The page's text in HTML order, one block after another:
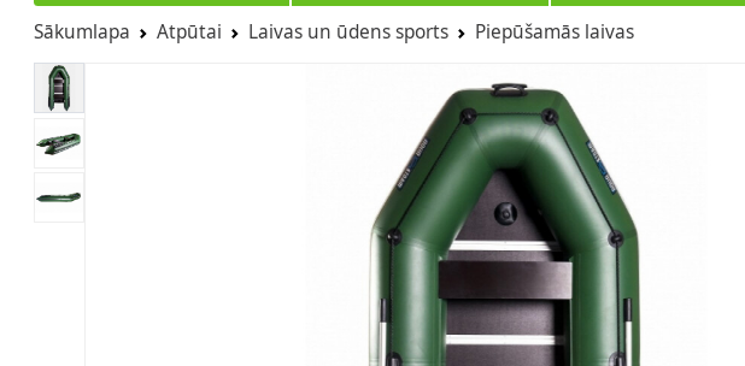
Sākumlapa Atpūtai Laivas un ūdens sports Piepūšamās laivas